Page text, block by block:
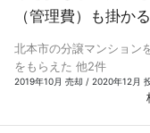
（管理費）も掛か
北本市の分譲マンション
をもらえた 他2件
2019年10月 売却 / 2020年12月